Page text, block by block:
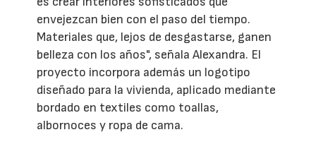
envejezcan bien con el paso del tiempo.
Materiales que, lejos de desgastarse, ganen
belleza con los años", señala Alexandra. El
proyecto incorpora además un logotipo
diseñado para la vivienda, aplicado mediante
bordado en textiles como toallas,
albornoces y ropa de cama.